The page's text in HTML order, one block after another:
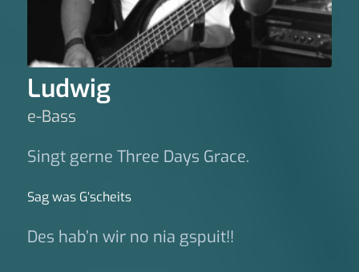
Ludwig
e-Bass
Singt gerne Three Days Grace.
Sag was G‘scheits
Des hab’n wir no nia gspuit!!